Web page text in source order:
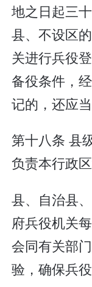
地之日起三
县、不设区
关进行兵役
备役条件，
记的，还应
第十八条 县
负责本行政
县、自治县
府兵役机关
会同有关部
验，确保兵